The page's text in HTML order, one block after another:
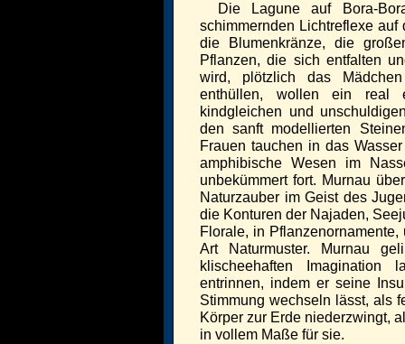
Die Lagune auf Bora-
schimmernden Lichtreflexe
die Blumenkränze, die
Pflanzen, die sich entfalten
wird, plötzlich das
enthüllen, wollen ein real
kindgleichen und
den sanft modellierten
Frauen tauchen in das
amphibische Wesen im
unbekümmert fort. Murnau
Naturzauber im Geist des
die Konturen der Najaden,
Florale, in
Art Naturmuster. Murnau
klischeehaften Imagination
entrinnen, indem er seine
Stimmung wechseln lässt, als
Körper zur Erde niederzwingt,
in vollem Maße für sie.